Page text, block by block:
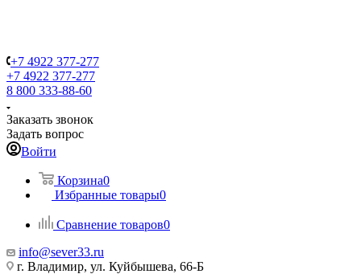
+7 4922 377-277
+7 4922 377-277
8 800 333-88-60
Заказать звонок
Задать вопрос
Войти
Корзина0
Избранные товары0
Сравнение товаров0
info@sever33.ru
г. Владимир, ул. Куйбышева, 66-Б